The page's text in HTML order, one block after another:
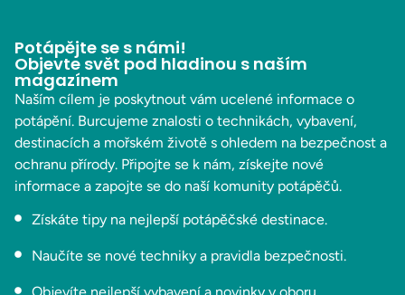
Potápějte se s námi!
Objevte svět pod hladinou s naším
magazínem
Naším cílem je poskytnout vám ucelené informace o
potápění. Burcujeme znalosti o technikách, vybavení,
destinacích a mořském životě s ohledem na bezpečnost a
ochranu přírody. Připojte se k nám, získejte nové
informace a zapojte se do naší komunity potápěčů.
Získáte tipy na nejlepší potápěčské destinace.
Naučíte se nové techniky a pravidla bezpečnosti.